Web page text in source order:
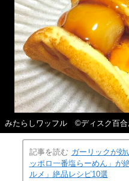
みたらしワッフル ©ディスク百合
記事を読む ガーリックが効
ッポロ一番塩らーめん」が
ルメ」絶品レシピ10選